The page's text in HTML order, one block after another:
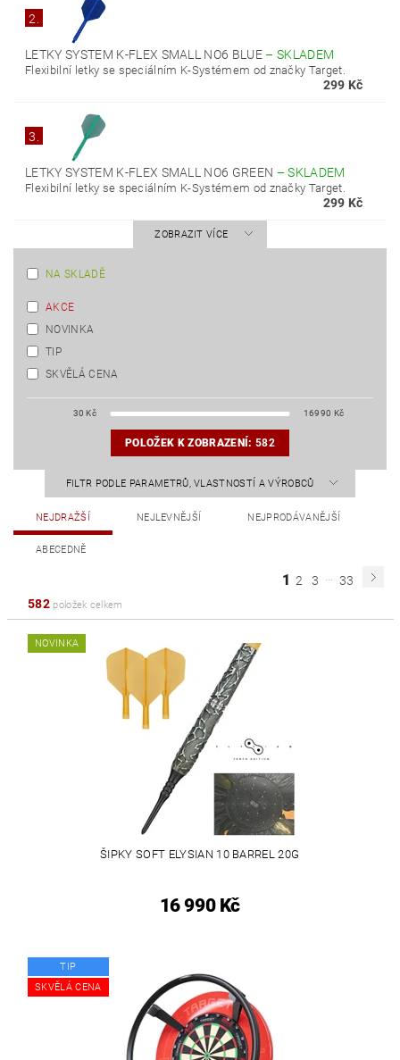
2.
LETKY SYSTEM K-FLEX SMALL NO6 BLUE – SKLADEM
Flexibilní letky se speciálním K-Systémem od značky Target.
299 Kč
3.
LETKY SYSTEM K-FLEX SMALL NO6 GREEN –SKLADEM
Flexibilní letky se speciálním K-Systémem od značky Target.
299 Kč
ZOBRAZIT VÍCE
NA SKLADĚ
AKCE
NOVINKA
TIP
SKVĚLÁ CENA
30 Kč 16990 Kč
POLOŽEK K ZOBRAZENÍ: 582
FILTR PODLE PARAMETRŮ, VLASTNOSTÍ A VÝROBCŮ
NEJDRAŽŠÍ NEJLEVNĚJŠÍ NEJPRODÁVANĚJŠÍ
ABECEDNĚ
1 2 3 ... 33
582položek celkem
NOVINKA
ŠIPKY SOFT ELYSIAN 10 BARREL 20G
16 990 Kč
TIP
SKVĚLÁ CENA